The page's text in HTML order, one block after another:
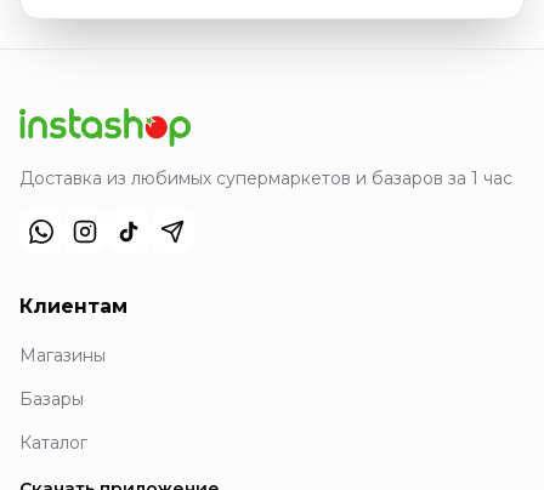
Доставка из любимых супермаркетов и базаров за 1 час
Клиентам
Магазины
Базары
Каталог